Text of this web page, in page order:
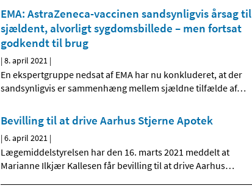
EMA: AstraZeneca-vaccinen sandsynligvis årsag til
sjældent, alvorligt sygdomsbillede – men fortsat
godkendt til brug
|8. april 2021 |
En ekspertgruppe nedsat af EMA har nu konkluderet, at der
sandsynligvis er sammenhæng mellem sjældne tilfælde af…
Bevilling til at drive Aarhus Stjerne Apotek
|6. april 2021 |
Lægemiddelstyrelsen har den 16. marts 2021 meddelt at
Marianne Ilkjær Kallesen får bevilling til at drive Aarhus…